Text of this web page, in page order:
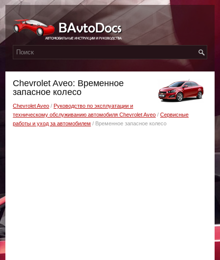
Chevrolet Aveo: Временное
запасное колесо
Chevrolet Aveo /Руководство по эксплуатации и
техническому обслуживанию автомобиля Chevrolet Aveo /Сервисные
работы и уход за автомобилем / Временное запасное колесо